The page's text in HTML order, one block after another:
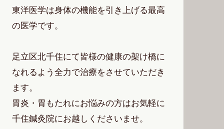
東洋医学は身体の機能を引き上げる最高
の医学です。
足立区北千住にて皆様の健康の架け橋に
なれるよう全力で治療をさせていただき
ます。
胃炎・胃もたれにお悩みの方はお気軽に
千住鍼灸院にお越しくださいませ。